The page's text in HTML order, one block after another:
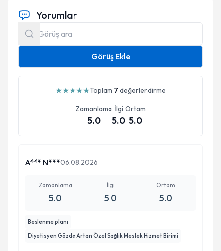
Yorumlar
Görüş Ekle
★★★★★Toplam 7 değerlendirme
Zamanlama
5.0
İlgi
5.0
Ortam
5.0
A*** N***06.08.2026
Zamanlama
5.0
İlgi
5.0
Ortam
5.0
Beslenme planı
Diyetisyen Gözde Artan Özel Sağlık Meslek Hizmet Birimi